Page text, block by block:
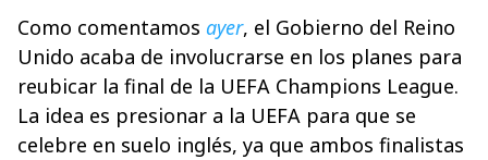
Como comentamos ayer, el Gobierno del Reino
Unido acaba de involucrarse en los planes para
reubicar la final de la UEFA Champions League.
La idea es presionar a la UEFA para que se
celebre en suelo inglés, ya que ambos finalistas